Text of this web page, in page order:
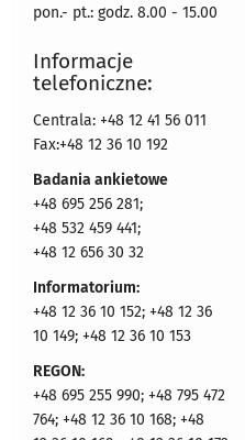
pon.- pt.: godz. 8.00 - 15.00
Informacje
telefoniczne:
Centrala: +48 12 41 56 011
Fax:+48 12 36 10 192
Badania ankietowe
+48 695 256 281;
+48 532 459 441;
+48 12 656 30 32
Informatorium:
+48 12 36 10 152; +48 12 36
10 149; +48 12 36 10 153
REGON:
+48 695 255 990; +48 795 472
764; +48 12 36 10 168; +48